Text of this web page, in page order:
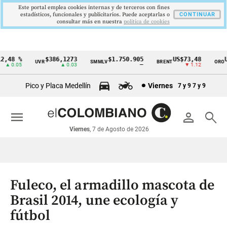
Cintillo
económicos
Colombia
%
0.05
UVR$386,1273
▲ 0.03
SMMLV$1.750.905 BRENTUS$73,48
▼ 1.12
ORO
Pico y Placa Medellín Viernes 7 y 9 7 y 9
person search
Viernes, 7 de Agosto de 2026
menu
Fuleco, el armadillo mascota de
Brasil 2014, une ecología y
fútbol
Este portal emplea cookies internas y de terceros con fines
estadísticos, funcionales y publicitarios. Puede aceptarlas o
consultar más en nuestra politica de cookies
CONTINUAR